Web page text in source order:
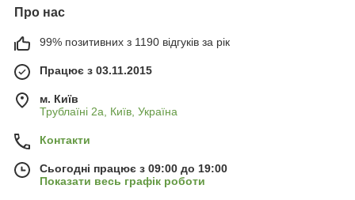
Про нас
99% позитивних з 1190 відгуків за рік
Працює з 03.11.2015
м. Київ
Трублаїні 2а, Київ, Україна
Контакти
Сьогодні працює з 09:00 до 19:00
Показати весь графік роботи